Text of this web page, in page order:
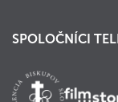
SPOLOČNÍCI